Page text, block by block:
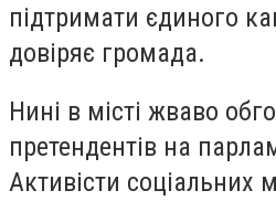
підтримати єдиного
довіряє громада.
Нині в місті жваво
претендентів на
Активісти соціальних